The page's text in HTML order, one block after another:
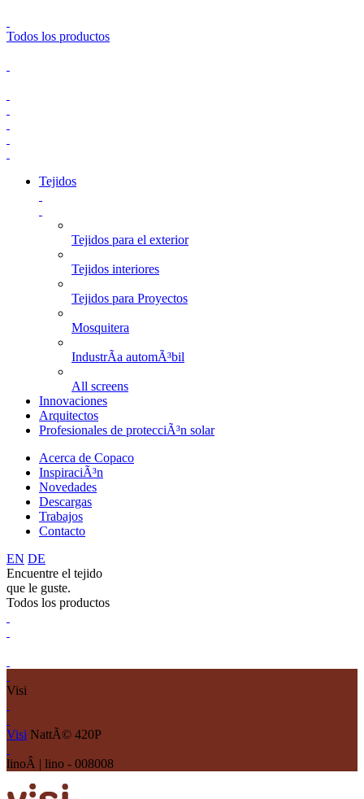
Todos los productos
Tejidos
Tejidos para el exterior
Tejidos interiores
Tejidos para Proyectos
Mosquitera
IndustrÃ­a automÃ³bil
All screens
Innovaciones
Arquitectos
Profesionales de protecciÃ³n solar
Acerca de Copaco
InspiraciÃ³n
Novedades
Descargas
Trabajos
Contacto
EN DE
Encuentre el tejido
que le guste.
Todos los productos
Visi
Visi NattÃ© 420P
linoÂ | lino - 008008